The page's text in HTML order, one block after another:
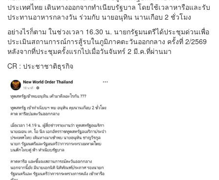
ประเทศไทย เดินทางออกจากทำเนียบรัฐบาล โดยใช้เวลาหารือและรับ
ประทานอาหารกลางวัน ร่วมกับ นายอนุทิน นานเกือบ 2 ชั่วโมง
อย่างไรก็ตาม ในช่วงเวลา 16.30 น. นายกรัฐมนตรีได้ประชุมด่วนเพื่อ
ประเมินสถานการณ์การสู้รบในภูมิภาคตะวันออกกลาง ครั้งที่ 2/2569
หลังจากที่ประชุมครั้งแรกไปเมื่อวันจันทร์ 2 มี.ค.ที่ผ่านมา
CR : ประชาชาติธุรกิจ